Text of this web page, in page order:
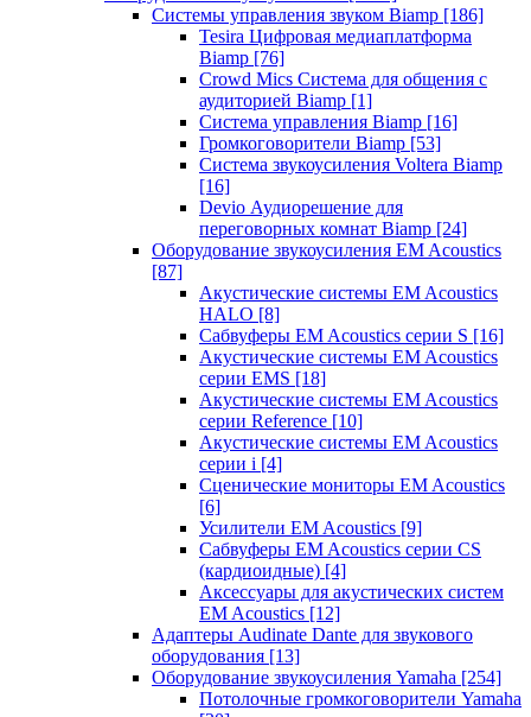
Системы управления звуком Biamp [186]
Tesira Цифровая медиаплатформа
Biamp [76]
Crowd Mics Система для общения с
аудиторией Biamp [1]
Система управления Biamp [16]
Громкоговорители Biamp [53]
Система звукоусиления Voltera Biamp
[16]
Devio Аудиорешение для
переговорных комнат Biamp [24]
Оборудование звукоусиления EM Acoustics
[87]
Акустические системы EM Acoustics
HALO [8]
Сабвуферы EM Acoustics серии S [16]
Акустические системы EM Acoustics
серии EMS [18]
Акустические системы EM Acoustics
серии Reference [10]
Акустические системы EM Acoustics
серии i [4]
Сценические мониторы EM Acoustics
[6]
Усилители EM Acoustics [9]
Сабвуферы EM Acoustics серии CS
(кардиоидные) [4]
Аксессуары для акустических систем
EM Acoustics [12]
Адаптеры Audinate Dante для звукового
оборудования [13]
Оборудование звукоусиления Yamaha [254]
Потолочные громкоговорители Yamaha